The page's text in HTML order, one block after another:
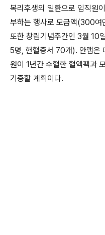
복리후생의 일환으로 임직원
부하는 행사로 모금액(300여
또한 창립기념주간인 3월 10
5명, 헌혈증서 70개). 안랩은
원이 1 년간 수혈한 혈액팩과
기증할 계획이다.